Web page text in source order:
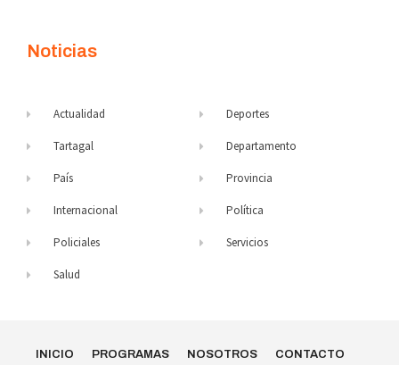
Noticias
Actualidad
Tartagal
País
Internacional
Policiales
Salud
Deportes
Departamento
Provincia
Política
Servicios
INICIO PROGRAMAS NOSOTROS CONTACTO